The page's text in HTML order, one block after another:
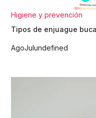
Higiene y prevención
Tipos de enjuague
AgoJulundefined